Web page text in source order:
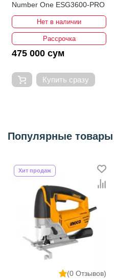
Number One ESG3600-PRO
Нет в наличии
Рассрочка
475 000 сум
Купить сразу
Популярные товары
(0 Отзывов)
Хит продаж